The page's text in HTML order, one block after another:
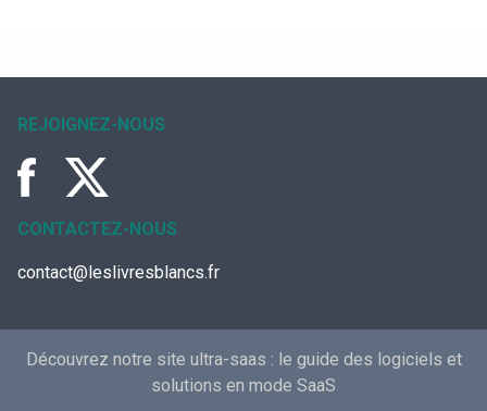
REJOIGNEZ-NOUS
CONTACTEZ-NOUS
contact@leslivresblancs.fr
Découvrez notre site ultra-saas : le guide des logiciels et
solutions en mode SaaS